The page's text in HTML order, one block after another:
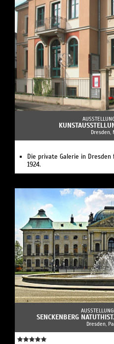
Dresden,
Die private Galerie in
1924.
SENCKENBERG
Dresden,